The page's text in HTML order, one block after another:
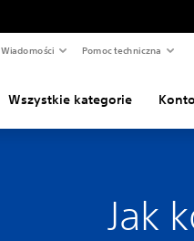
Wiadomości Pomoc techniczna
Wszystkie kategorie Konto
Jak